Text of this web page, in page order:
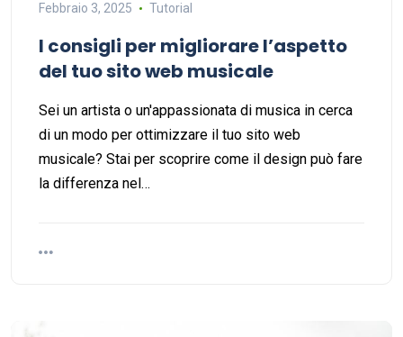
Febbraio 3, 2025 Tutorial
I consigli per migliorare l’aspetto
del tuo sito web musicale
Sei un artista o un'appassionata di musica in cerca
di un modo per ottimizzare il tuo sito web
musicale? Stai per scoprire come il design può fare
la differenza nel…